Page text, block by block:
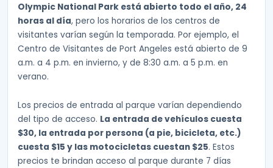
Olympic National Park está abierto todo el año, 24
horas al día, pero los horarios de los centros de
visitantes varían según la temporada. Por ejemplo, el
Centro de Visitantes de Port Angeles está abierto de 9
a.m. a 4 p.m. en invierno, y de 8:30 a.m. a 5 p.m. en
verano.
Los precios de entrada al parque varían dependiendo
del tipo de acceso. La entrada de vehículos cuesta
$30, la entrada por persona (a pie, bicicleta, etc.)
cuesta $15 y las motocicletas cuestan $25. Estos
precios te brindan acceso al parque durante 7 días